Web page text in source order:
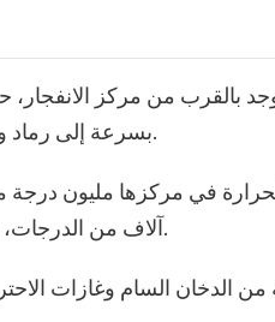
بالقرب من مركز الانفجار،
بسرعة إلى رماد وغازات بفعل الطاقة الحرارية الهائلة.
في مركزها مليون درجة
آلاف من الدرجات، متجاوزة بذلك حرارة سطح الشمس.
السام وغازات